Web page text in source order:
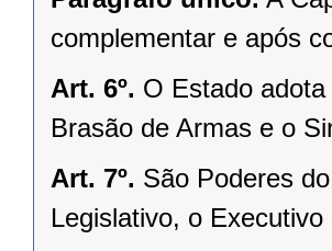
complementar e após
Art. 6º. O Estado
Brasão de Armas e o
Art. 7º. São Poderes
Legislativo, o Executivo